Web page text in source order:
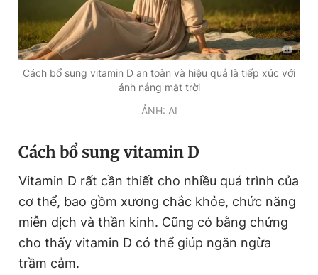
Cách bổ sung vitamin D an toàn và hiệu quả là tiếp xúc với
ánh nắng mặt trời
ẢNH: AI
Cách bổ sung vitamin D
Vitamin D rất cần thiết cho nhiều quá trình của
cơ thể, bao gồm xương chắc khỏe, chức năng
miễn dịch và thần kinh. Cũng có bằng chứng
cho thấy vitamin D có thể giúp ngăn ngừa
trầm cảm.